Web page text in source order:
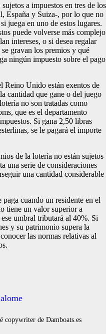
a impuestos en tres de los
España y Suiza-, por lo que no
juega en uno de estos lugares.
puede volverse más complejo
intereses, o si desea regalar
gravan los premios y qué
ningún impuesto sobre el pago
Reino Unido están exentos de
cantidad que gane o del juego
no son tratadas como
que es el departamento
Si gana 2,50 libras
se le pagará el importe
de la lotería no están sujetos
una serie de consideraciones
una cantidad considerable
cuando un residente en el
tiene un valor superior a
umbral tributará al 40%. Si
y su patrimonio supera la
las normas relativas al
copywriter de Damboats.es